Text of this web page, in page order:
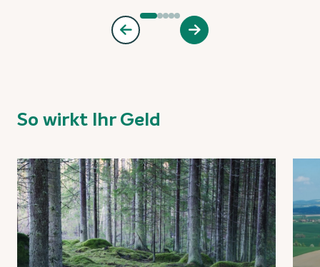
So wirkt Ihr Geld